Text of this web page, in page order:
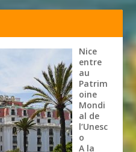
Nice
entre
au
Patrim
oine
Mondi
al de
l’Unesc
o
A la